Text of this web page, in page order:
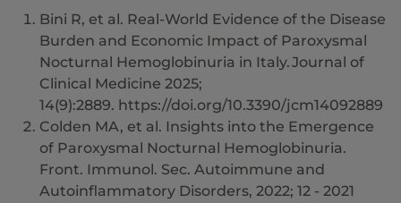
Bini R, et al. Real-World Evidence of the Disease
Burden and Economic Impact of Paroxysmal
Nocturnal Hemoglobinuria in Italy. Journal of
Clinical Medicine 2025;
14(9):2889. https://doi.org/10.3390/jcm14092889
Colden MA, et al. Insights into the Emergence
of Paroxysmal Nocturnal Hemoglobinuria.
Front. Immunol. Sec. Autoimmune and
Autoinflammatory Disorders, 2022; 12 - 2021